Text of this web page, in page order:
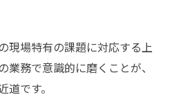
現場特有の課題に対応する上
業務で意識的に磨くことが、
です。